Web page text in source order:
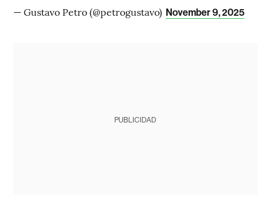
— Gustavo Petro (@petrogustavo) November 9, 2025
PUBLICIDAD